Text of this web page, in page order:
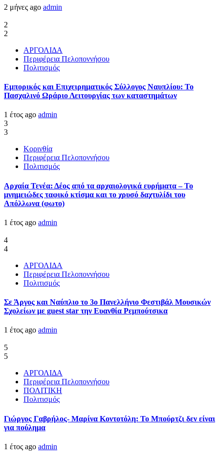
2 μήνες ago admin
2
2
ΑΡΓΟΛΙΔΑ
Περιφέρεια Πελοποννήσου
Πολιτισμός
Εμπορικός και Επιχειρηματικός Σύλλογος Ναυπλίου: Το
Πασχαλινό Ωράριο Λειτουργίας των καταστημάτων
1 έτος ago admin
3
3
Κορινθία
Περιφέρεια Πελοποννήσου
Πολιτισμός
Αρχαία Τενέα: Δέος από τα αρχαιολογικά ευρήματα – Το
μνημειώδες ταφικό κτίσμα και το χρυσό δαχτυλίδι του
Απόλλωνα (φωτο)
1 έτος ago admin
4
4
ΑΡΓΟΛΙΔΑ
Περιφέρεια Πελοποννήσου
Πολιτισμός
Σε Άργος και Ναύπλιο το 3ο Πανελλήνιο Φεστιβάλ Μουσικών
Σχολείων με guest star την Ευανθία Ρεμπούτσικα
1 έτος ago admin
5
5
ΑΡΓΟΛΙΔΑ
Περιφέρεια Πελοποννήσου
ΠΟΛΙΤΙΚΗ
Πολιτισμός
Γιώργος Γαβρήλος- Μαρίνα Κοντοτόλη: Το Μπούρτζι δεν είναι
για πούλημα
1 έτος ago admin